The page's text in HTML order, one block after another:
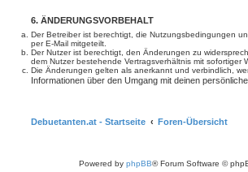
6. ÄNDERUNGSVORBEHALT
Der Betreiber ist berechtigt, die Nutzungsbedingungen
per E-Mail mitgeteilt.
Der Nutzer ist berechtigt, den Änderungen zu
dem Nutzer bestehende Vertragsverhältnis mit sofortiger
Die Änderungen gelten als anerkannt und verbindlich,
Informationen über den Umgang mit deinen
Debuetanten.at - Startseite Foren-Übersicht
Powered by phpBB® Forum Software ©